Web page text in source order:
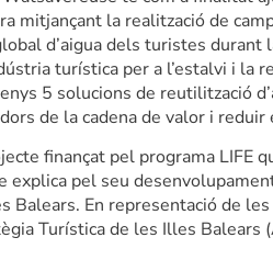
mitjançant la realització de
d’aigua dels turistes
turística per a l’estalvi i la
5 solucions de reutilització
de la cadena de valor i
finançat pel programa LIFE
explica pel seu
Balears. En representació de
Turística de les Illes